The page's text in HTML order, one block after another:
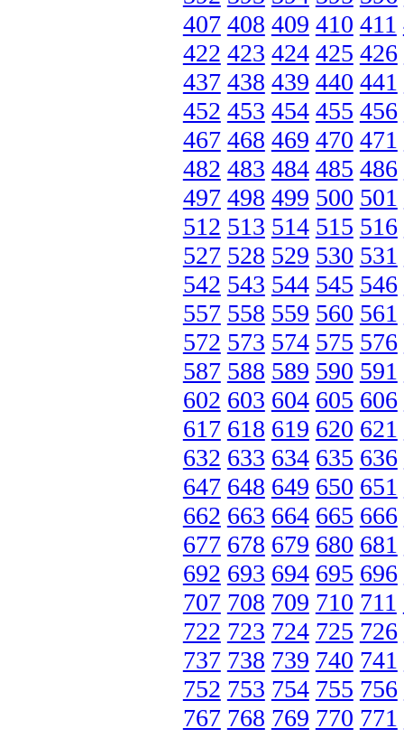
407 408 409 410 411
422 423 424 425 426
437 438 439 440 441
452 453 454 455 456
467 468 469 470 471
482 483 484 485 486
497 498 499 500 501
512 513 514 515 516
527 528 529 530 531
542 543 544 545 546
557 558 559 560 561
572 573 574 575 576
587 588 589 590 591
602 603 604 605 606
617 618 619 620 621
632 633 634 635 636
647 648 649 650 651
662 663 664 665 666
677 678 679 680 681
692 693 694 695 696
707 708 709 710 711
722 723 724 725 726
737 738 739 740 741
752 753 754 755 756
767 768 769 770 771